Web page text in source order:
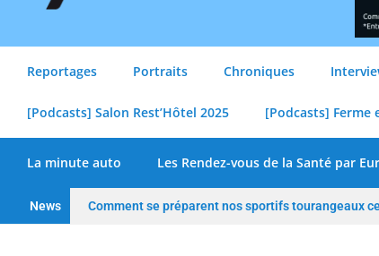
Reportages Portraits Chroniques
[Podcasts] Salon Rest’Hôtel 2025 [Podcasts] Ferme
La minute auto Les Rendez-vous de la Santé par
News Comment se préparent nos sportifs tourangeaux